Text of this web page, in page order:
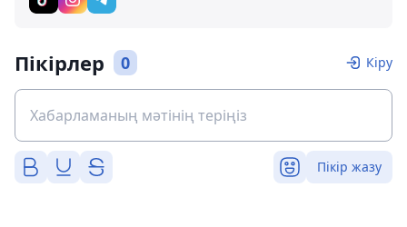
Пікірлер 0 Кіру
Пікір жазу